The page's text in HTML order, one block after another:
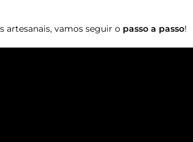
artesanais, vamos seguir o passo a passo!